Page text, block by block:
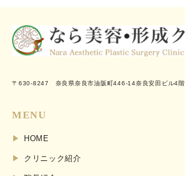
〒630-8247 奈良県奈良市油阪町446-14奈良安田ビル4階
MENU
HOME
クリニック紹介